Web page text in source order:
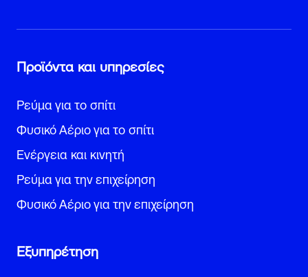
Προϊόντα και υπηρεσίες
Ρεύμα για το σπίτι
Φυσικό Αέριο για το σπίτι
Ενέργεια και κινητή
Ρεύμα για την επιχείρηση
Φυσικό Αέριο για την επιχείρηση
Εξυπηρέτηση